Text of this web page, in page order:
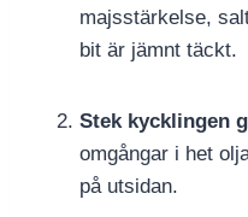
majsstärkelse,
bit är jämnt täckt.
Stek kycklingen
omgångar i het
på utsidan.